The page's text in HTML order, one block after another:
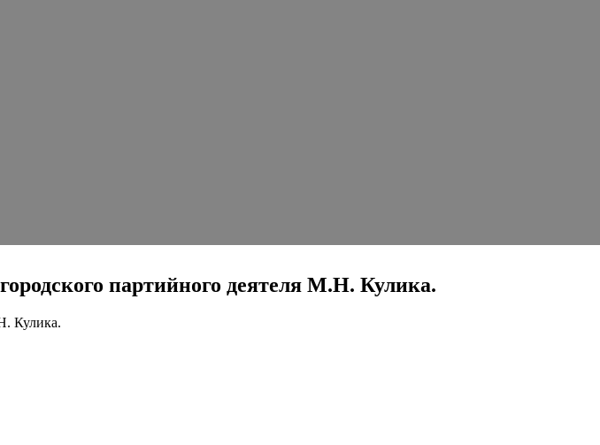
партийного деятеля М.Н. Кулика.
Кулика.